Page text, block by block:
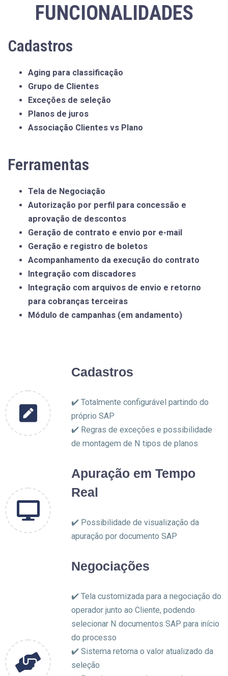
FUNCIONALIDADES
Cadastros
Aging para classificação
Grupo de Clientes
Exceções de seleção
Planos de juros
Associação Clientes vs Plano
Ferramentas
Tela de Negociação
Autorização por perfil para concessão e
aprovação de descontos
Geração de contrato e envio por e-mail
Geração e registro de boletos
Acompanhamento da execução do contrato
Integração com discadores
Integração com arquivos de envio e retorno
para cobranças terceiras
Módulo de campanhas (em andamento)
Cadastros
✔️ Totalmente configurável partindo do
próprio SAP
✔️ Regras de exceções e possibilidade
de montagem de N tipos de planos
Apuração em Tempo
Real
✔️ Possibilidade de visualização da
apuração por documento SAP
Negociações
✔️ Tela customizada para a negociação do
operador junto ao Cliente, podendo
selecionar N documentos SAP para início
do processo
✔️ Sistema retorna o valor atualizado da
seleção